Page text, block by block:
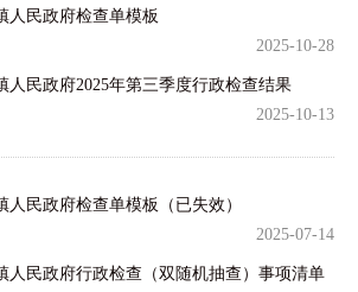
人民政府检查单模板
2025-10-28
人民政府2025年第三季度行政检查结果
2025-10-13
民政府检查单模板（已失效）
2025-07-14
人民政府行政检查（双随机抽查）事项清单